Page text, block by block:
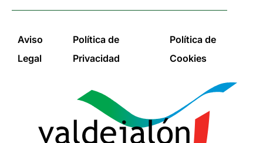
Aviso
Legal
Política de
Privacidad
Política de
Cookies